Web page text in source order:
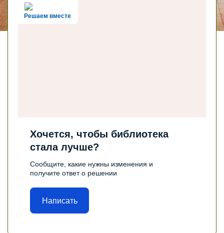
Решаем вместе
Хочется, чтобы библиотека
стала лучше?
Сообщите, какие нужны изменения и
получите ответ о решении
Написать